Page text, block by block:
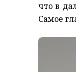
что в
Самое